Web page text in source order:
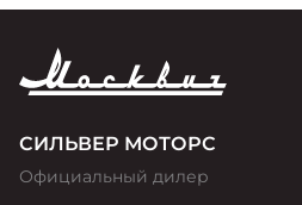
СИЛЬВЕР МОТОРС
Официальный дилер